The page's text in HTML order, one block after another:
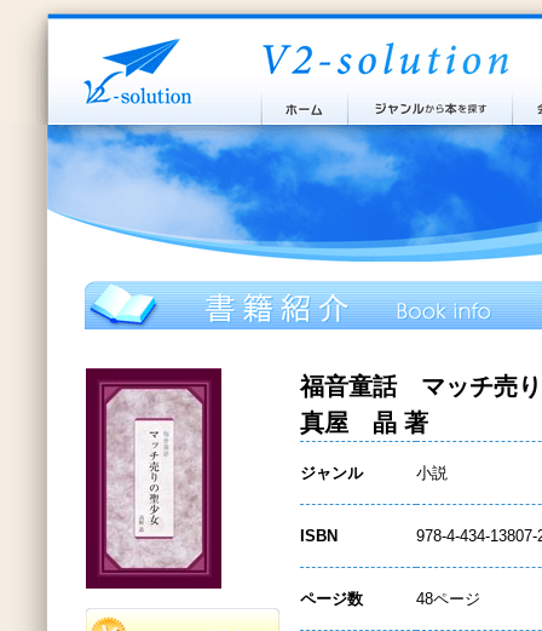
福音童話 マッチ売
真屋 晶 著
ジャンル 小説
ISBN 978-4-434-13807-
ページ数 48ページ